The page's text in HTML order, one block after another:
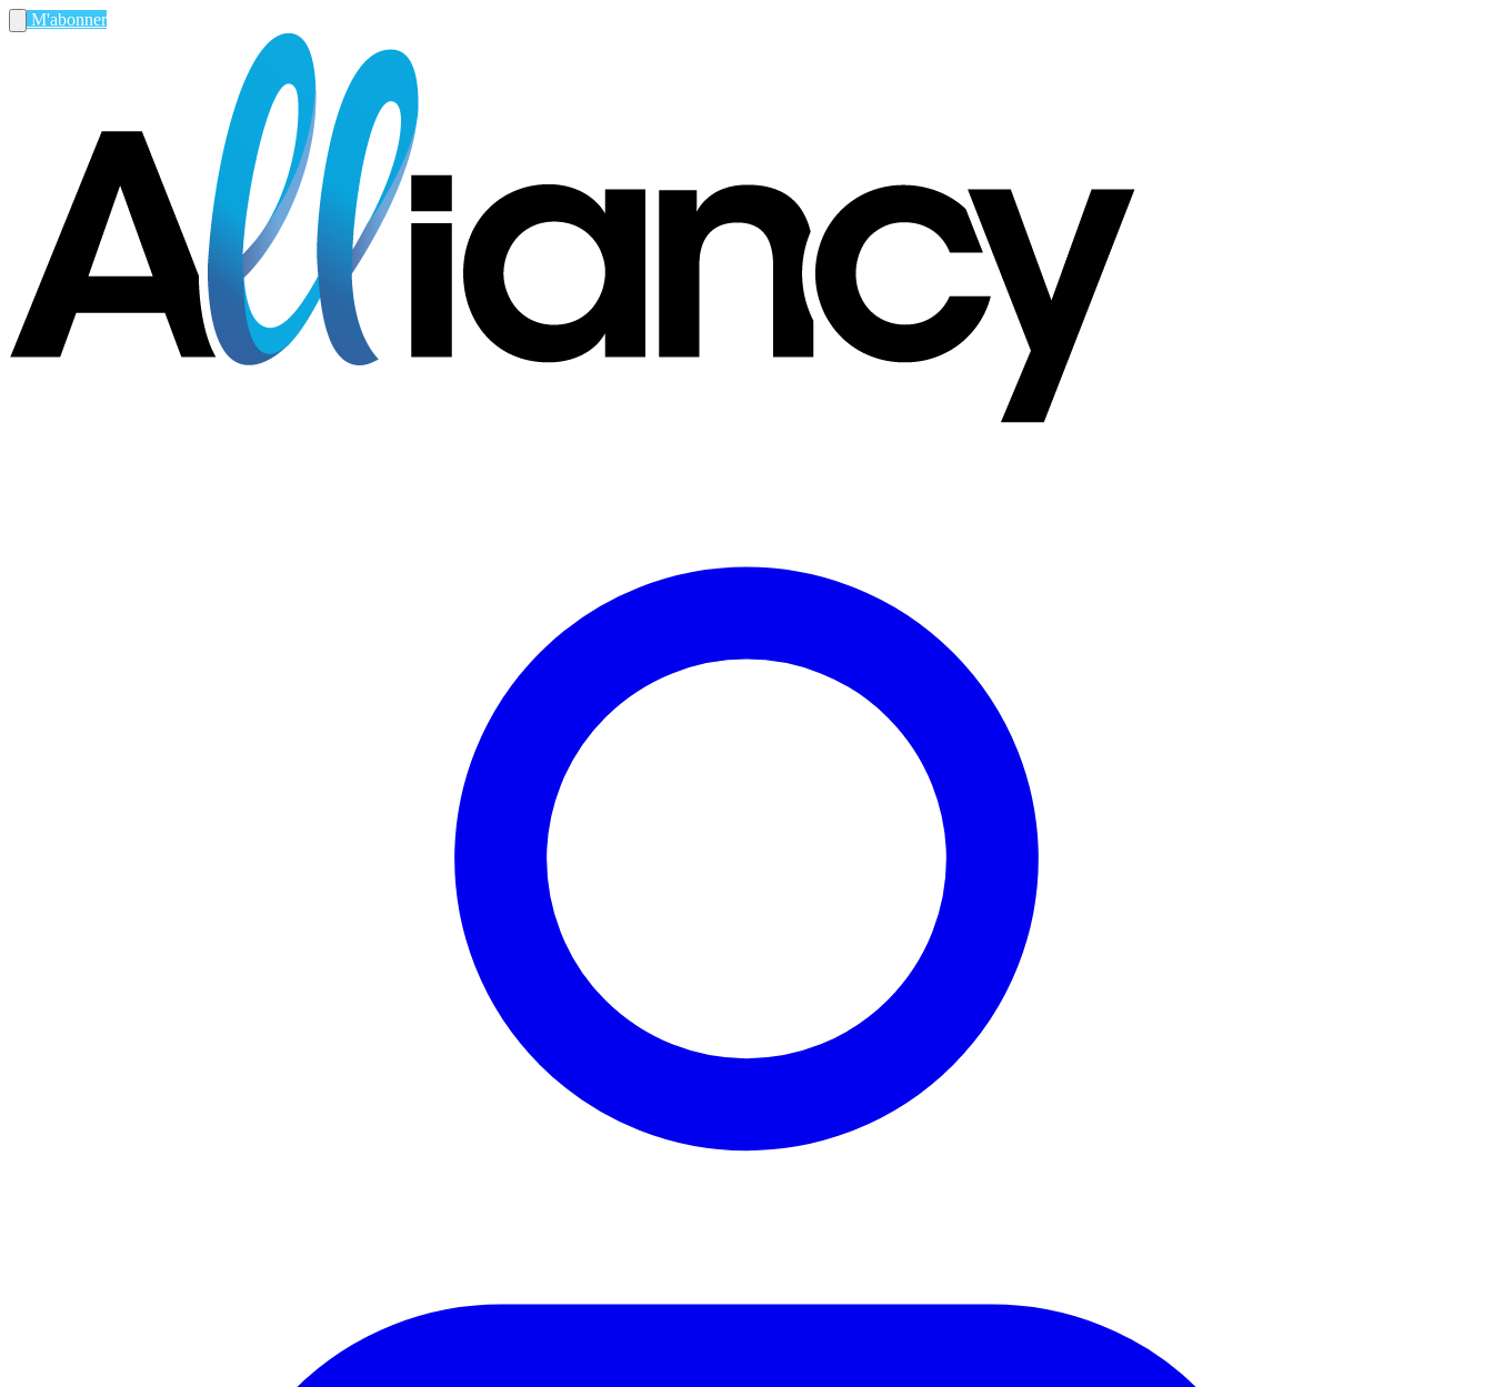
M'abonner